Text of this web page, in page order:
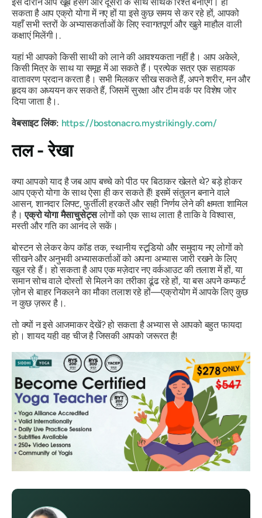
सकता है आप एक्रो योगा में नए हों या इसे कुछ समय से कर रहे हों, आपको
यहाँ सभी स्तरों के अभ्यासकर्ताओं के लिए स्वागतपूर्ण और खुले माहौल वाली
कक्षाएं मिलेंगी।.
यहां भी आपको किसी साथी को लाने की आवश्यकता नहीं है। आप अकेले,
किसी मित्र के साथ या समूह में आ सकते हैं। प्रत्येक सत्र एक सहायक
वातावरण प्रदान करता है। सभी मिलकर सीख सकते हैं, अपने शरीर, मन और
हृदय का अध्ययन कर सकते हैं, जिसमें सुरक्षा और टीम वर्क पर विशेष जोर
दिया जाता है।.
वेबसाइट लिंक: https://bostonacro.mystrikingly.com/
तल - रेखा
क्या आपको याद है जब आप बच्चे को पीठ पर बिठाकर खेलते थे? बड़े होकर
आप एक्रो योगा के साथ ऐसा ही कर सकते हैं! इसमें संतुलन बनाने वाले
आसन, शानदार लिफ्ट, फुर्तीली हरकतें और सही निर्णय लेने की क्षमता शामिल
है।एक्रो योगा मैसाचुसेट्सलोगों को एक साथ लाता है ताकि वे विश्वास,
मस्ती और गति का आनंद ले सकें।
बोस्टन से लेकर केप कॉड तक, स्थानीय स्टूडियो और समुदाय नए लोगों को
सीखने और अनुभवी अभ्यासकर्ताओं को अपना अभ्यास जारी रखने के लिए
खुल रहे हैं। हो सकता है आप एक मज़ेदार नए वर्कआउट की तलाश में हों, या
समान सोच वाले दोस्तों से मिलने का तरीका ढूंढ रहे हों, या बस अपने कम्फर्ट
ज़ोन से बाहर निकलने का मौका तलाश रहे हों—एक्रोयोग में आपके लिए कुछ
न कुछ ज़रूर है।.
तो क्यों न इसे आजमाकर देखें? हो सकता है अभ्यास से आपको बहुत फायदा
हो। शायद यही वह चीज है जिसकी आपको जरूरत है!